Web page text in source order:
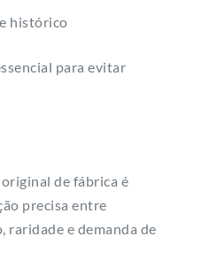
histórico
para evitar
de fábrica é
precisa entre
raridade e demanda de